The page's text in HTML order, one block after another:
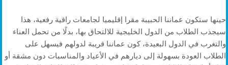
حينها ستكون عماننا الحبيبة مقرا إقليميا لجامعات راقية رفعية، هذا
سيجذب الطلاب من الدول الخليجية للالتحاق بها، بدلًا من تحمل العناء
والتغرب في الدول البعيدة، كون عماننا قريبة لدولهم فيسهل على
الطلاب العودة بسهولة إلى ديارهم في الأعياد والمناسبات دون مشقة أو